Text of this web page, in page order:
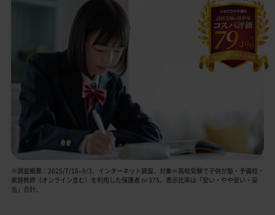
※調査概要：2025/7/18–9/3、インターネット調査、対象＝高校受験で子供が塾・予備校・
家庭教師（オンライン含む）を利用した保護者 n=375。表示比率は「安い・やや安い・妥
当」合計。